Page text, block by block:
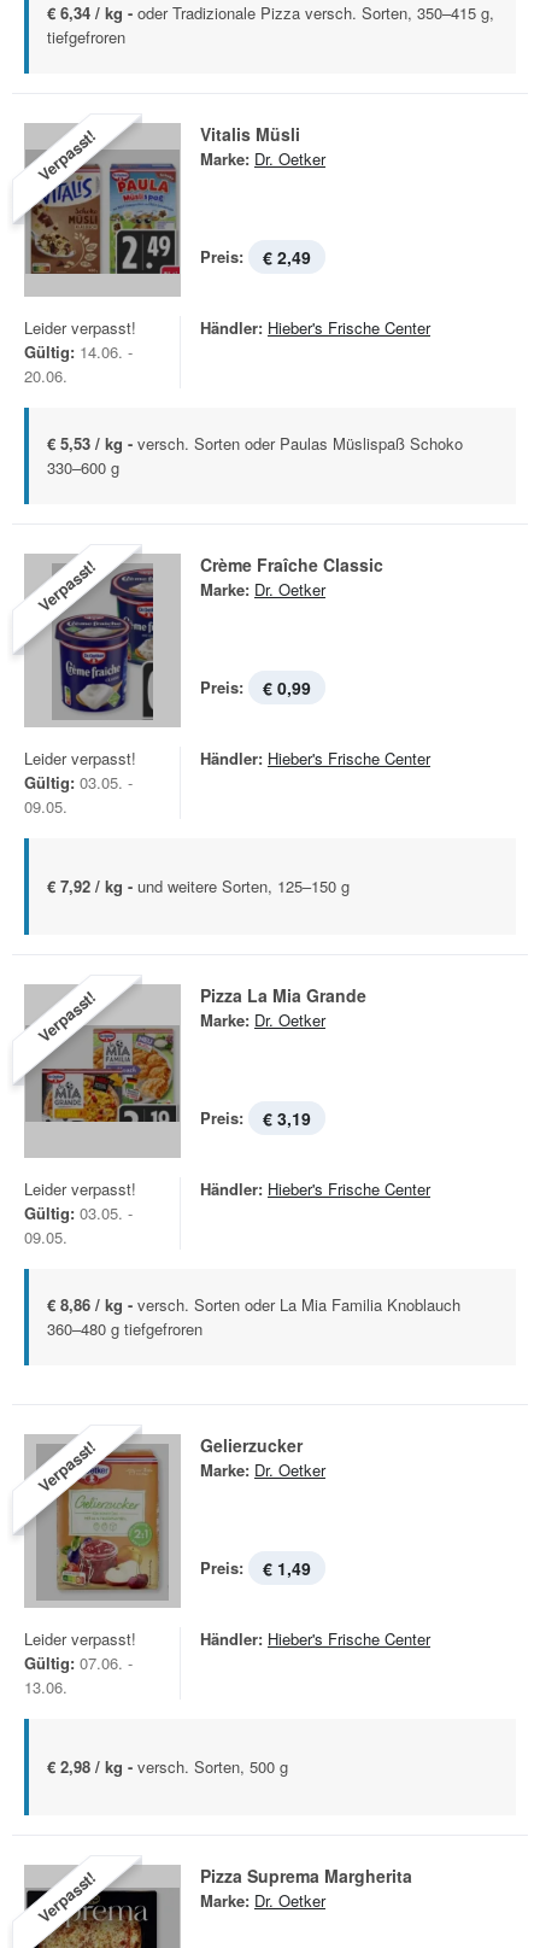
€ 6,34 / kg - oder Tradizionale Pizza versch. Sorten, 350–415 g,
tiefgefroren
Verpasst! Vitalis Müsli
Marke: Dr. Oetker
Preis: € 2,49
Leider verpasst!
Gültig: 14.06. -
20.06.
Händler: Hieber's Frische Center
€ 5,53 / kg - versch. Sorten oder Paulas Müslispaß Schoko
330–600 g
Verpasst! Crème Fraîche Classic
Marke: Dr. Oetker
Preis: € 0,99
Leider verpasst!
Gültig: 03.05. -
09.05.
Händler: Hieber's Frische Center
€ 7,92 / kg - und weitere Sorten, 125–150 g
Verpasst! Pizza La Mia Grande
Marke: Dr. Oetker
Preis: € 3,19
Leider verpasst!
Gültig: 03.05. -
09.05.
Händler: Hieber's Frische Center
€ 8,86 / kg - versch. Sorten oder La Mia Familia Knoblauch
360–480 g tiefgefroren
Verpasst! Gelierzucker
Marke: Dr. Oetker
Preis: € 1,49
Leider verpasst!
Gültig: 07.06. -
13.06.
Händler: Hieber's Frische Center
€ 2,98 / kg - versch. Sorten, 500 g
Verpasst! Pizza Suprema Margherita
Marke: Dr. Oetker